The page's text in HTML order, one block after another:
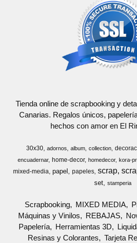
Tienda online de scrapbooking y
Canarias. Regalos únicos,
hechos con amor en El
30x30 adornos album collection
encuadernar
home-decor homedecor kora-
mixed-media papel papeles scrap
set stamperia
Scrapbooking MIXED MEDIA
Máquinas y Vinilos
REBAJAS
Papelería
Herramientas 3D
Resinas y Colorantes
Tarjeta